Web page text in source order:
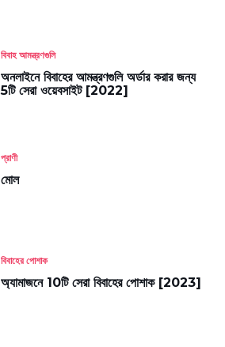
বিবাহ আমন্ত্রণগুলি
অনলাইনে বিবাহের আমন্ত্রণগুলি অর্ডার করার জন্য
5টি সেরা ওয়েবসাইট [2022]
প্রাণী
মোল
বিবাহের পোশাক
অ্যামাজনে 10টি সেরা বিবাহের পোশাক [2023]